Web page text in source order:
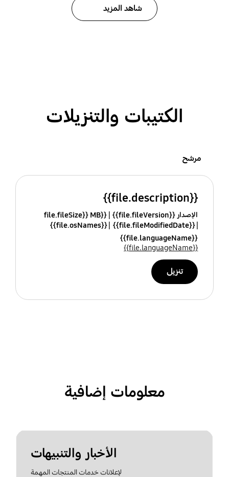
شاهد المزيد
الكتيبات والتنزيلات
مرشح
{{file.description}}
الإصدار {{file.fileVersion}}
{{file.fileSize}} MB
{{file.fileModifiedDate}}
{{file.osNames}}
{{file.languageName}}
{{file.languageName}}
تنزيل
معلومات إضافية
الأخبار والتنبيهات
لإعلانات خدمات المنتجات المهمة